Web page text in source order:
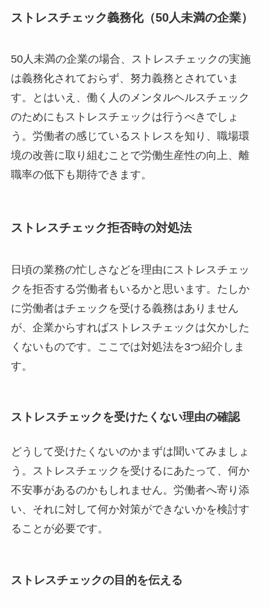
ストレスチェック義務化（50人未満の企業）
50人未満の企業の場合、ストレスチェックの実施
は義務化されておらず、努力義務とされていま
す。とはいえ、働く人のメンタルヘルスチェック
のためにもストレスチェックは行うべきでしょ
う。労働者の感じているストレスを知り、職場環
境の改善に取り組むことで労働生産性の向上、離
職率の低下も期待できます。
ストレスチェック拒否時の対処法
日頃の業務の忙しさなどを理由にストレスチェッ
クを拒否する労働者もいるかと思います。たしか
に労働者はチェックを受ける義務はありません
が、企業からすればストレスチェックは欠かした
くないものです。ここでは対処法を3つ紹介しま
す。
ストレスチェックを受けたくない理由の確認
どうして受けたくないのかまずは聞いてみましょ
う。ストレスチェックを受けるにあたって、何か
不安事があるのかもしれません。労働者へ寄り添
い、それに対して何か対策ができないかを検討す
ることが必要です。
ストレスチェックの目的を伝える